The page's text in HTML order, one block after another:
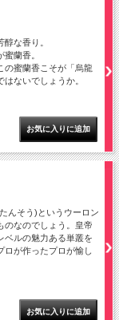
な香り。
蘭香。
の蜜蘭香こそが「烏龍
ないでしょうか。
んそう)というウーロン
のなのでしょう。皇帝
ベルの魅力ある単叢を
ロが作ったプロが愉し